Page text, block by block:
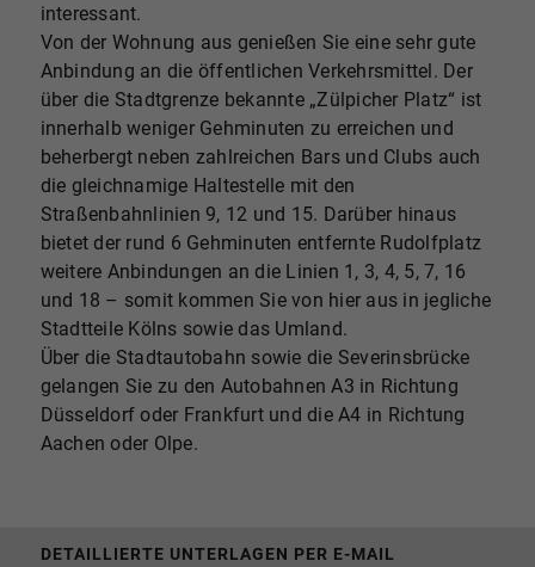
interessant.
Von der Wohnung aus genießen Sie eine sehr gute
Anbindung an die öffentlichen Verkehrsmittel. Der
über die Stadtgrenze bekannte „Zülpicher Platz“ ist
innerhalb weniger Gehminuten zu erreichen und
beherbergt neben zahlreichen Bars und Clubs auch
die gleichnamige Haltestelle mit den
Straßenbahnlinien 9, 12 und 15. Darüber hinaus
bietet der rund 6 Gehminuten entfernte Rudolfplatz
weitere Anbindungen an die Linien 1, 3, 4, 5, 7, 16
und 18 – somit kommen Sie von hier aus in jegliche
Stadtteile Kölns sowie das Umland.
Über die Stadtautobahn sowie die Severinsbrücke
gelangen Sie zu den Autobahnen A3 in Richtung
Düsseldorf oder Frankfurt und die A4 in Richtung
Aachen oder Olpe.
DETAILLIERTE UNTERLAGEN PER E-MAIL